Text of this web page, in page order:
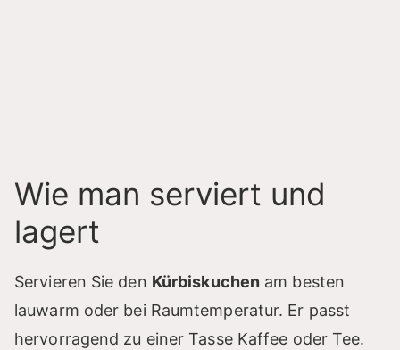
Wie man serviert und
lagert
Servieren Sie den Kürbiskuchen am besten
lauwarm oder bei Raumtemperatur. Er passt
hervorragend zu einer Tasse Kaffee oder Tee.